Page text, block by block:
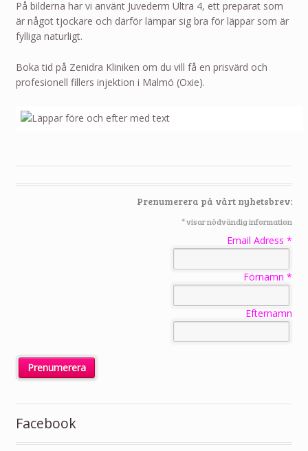
På bilderna har vi använt Juvederm Ultra 4, ett preparat som
är något tjockare och därför lämpar sig bra för läppar som är
fylliga naturligt.
Boka tid på Zenidra Kliniken om du vill få en prisvärd och
profesionell fillers injektion i Malmö (Oxie).
Prenumerera på vårt nyhetsbrev:
*visar nödvändig information
Email Adress*
Förnamn*
Efternamn
Facebook